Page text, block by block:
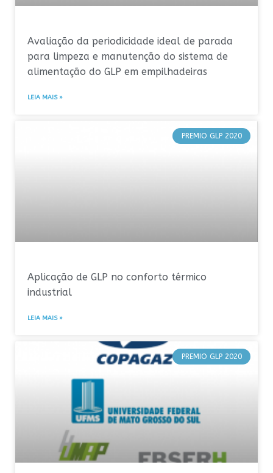
Avaliação da periodicidade ideal de parada
para limpeza e manutenção do sistema de
alimentação do GLP em empilhadeiras
LEIA MAIS »
PREMIO GLP 2020
Aplicação de GLP no conforto térmico
industrial
LEIA MAIS »
PREMIO GLP 2020